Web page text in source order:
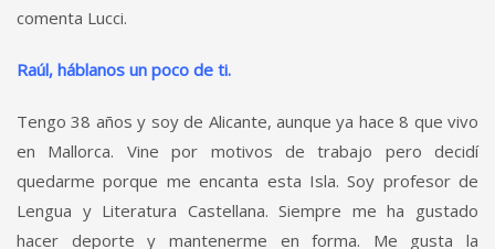
comenta Lucci.
Raúl, háblanos un poco de ti.
Tengo 38 años y soy de Alicante, aunque ya hace 8 que vivo
en Mallorca. Vine por motivos de trabajo pero decidí
quedarme porque me encanta esta Isla. Soy profesor de
Lengua y Literatura Castellana. Siempre me ha gustado
hacer deporte y mantenerme en forma. Me gusta la